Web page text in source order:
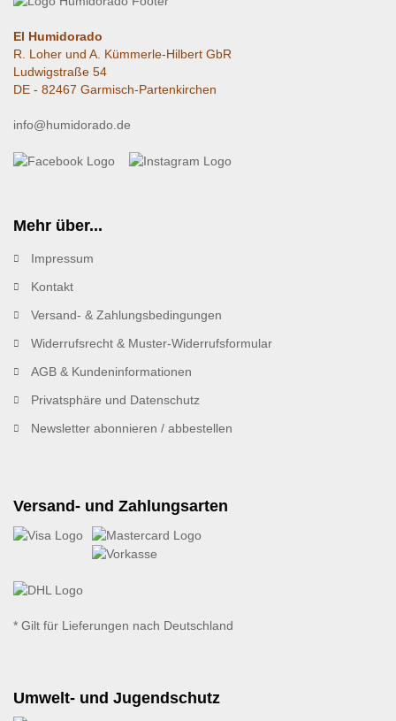
El Humidorado
R. Loher und A. Kümmerle-Hilbert GbR
Ludwigstraße 54
DE - 82467 Garmisch-Partenkirchen
info@humidorado.de
Mehr über...
Impressum
Kontakt
Versand- & Zahlungsbedingungen
Widerrufsrecht & Muster-Widerrufsformular
AGB & Kundeninformationen
Privatsphäre und Datenschutz
Newsletter abonnieren / abbestellen
Versand- und Zahlungsarten
* Gilt für Lieferungen nach Deutschland
Umwelt- und Jugendschutz